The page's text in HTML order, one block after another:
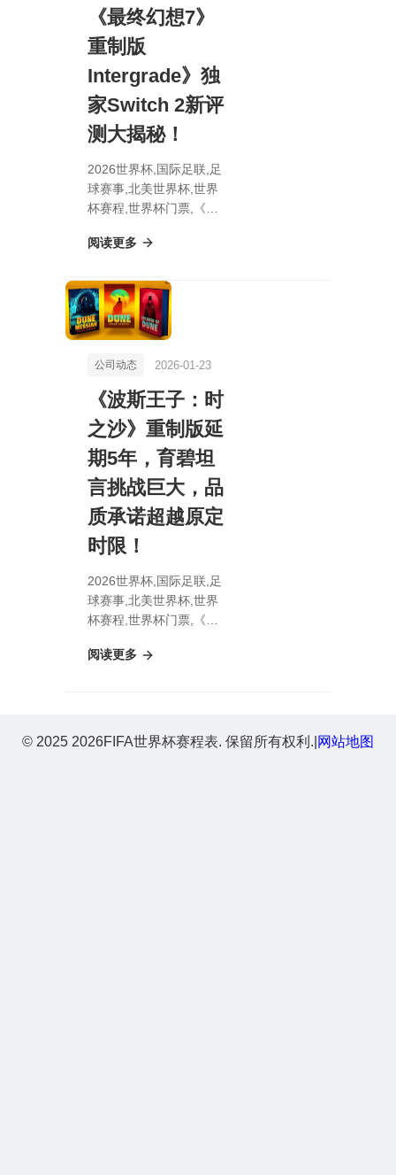
《最终幻想7》
重制版
Intergrade》独
家Switch 2新评
测大揭秘！
2026世界杯,国际足联,足
球赛事,北美世界杯,世界
杯赛程,世界杯门票,《革
7》重制版Intergrade》
秘！
阅读更多
公司动态 2026-01-23
《波斯王子：时
之沙》重制版延
期5年，育碧坦
言挑战巨大，品
质承诺超越原定
时限！
2026世界杯,国际足联,足
球赛事,北美世界杯,世界
杯赛程,世界杯门票,《波
延期5年，育碧坦言挑战
阅读更多
© 2025 2026FIFA世界杯赛程表. 保留所有权利. 网站地图